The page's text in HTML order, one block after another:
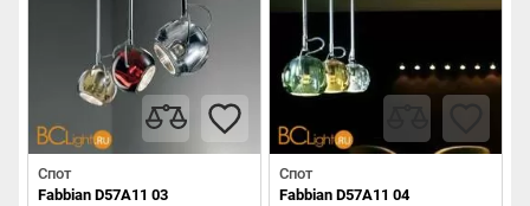
Спот
Fabbian D57A11 03
Спот
Fabbian D57A11 04